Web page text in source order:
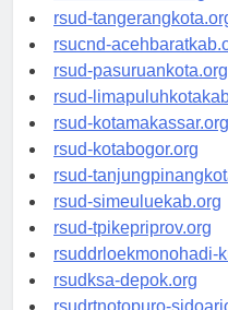
rsud-kotabekasi.org
rsud-
rsucnd-
rsud-pasuruankota.org
rsud-
rsud-kotamakassar.org
rsud-kotabogor.org
rsud-
rsud-simeuluekab.org
rsud-tpikepriprov.org
rsuddrloekmonohadi-
rsudksa-depok.org